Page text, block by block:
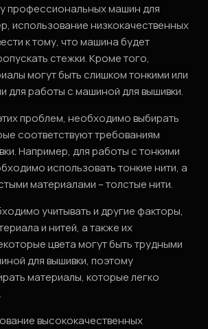
профессиональных машин для
использование низкокачественных
к тому, что машина будет
стежки. Кроме того,
могут быть слишком тонкими или
для работы с машиной для вышивки.
проблем, необходимо выбирать
соответствуют требованиям
Например, для работы с тонкими
использовать тонкие нити, а
материалами – толстые нити.
учитывать и другие факторы,
и нитей, а также их
цвета могут быть трудными
для вышивки, поэтому
материалы, которые легко
высококачественных